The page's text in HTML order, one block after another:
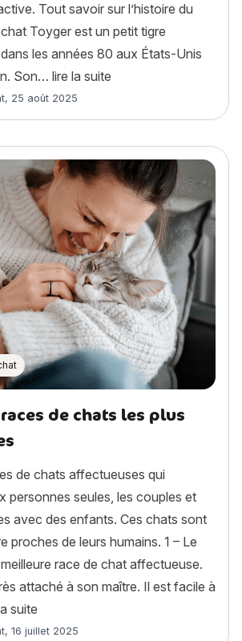
Tout savoir sur l’histoire du
Toyger est un petit tigre
les années 80 aux États-Unis
Son… lire la suite
, 25 août 2025
de chats les plus
de chats affectueuses qui
personnes seules, les couples et
avec des enfants. Ces chats sont
proches de leurs humains. 1 – Le
meilleure race de chat affectueuse.
attaché à son maître. Il est facile à
suite
, 16 juillet 2025